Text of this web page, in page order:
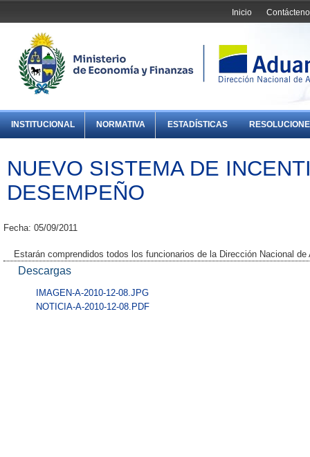
Inicio
INSTITUCIONAL NORMATIVA ESTADÍSTICAS
NUEVO SISTEMA DE
DESEMPEÑO
Fecha: 05/09/2011
Estarán comprendidos todos los funcionarios de la Dirección Nacional de
Descargas
IMAGEN-A-2010-12-08.JPG
NOTICIA-A-2010-12-08.PDF